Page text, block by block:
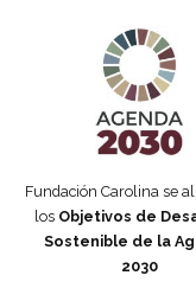
Fundación Carolina se
los Objetivos de
Sostenible de la
2030